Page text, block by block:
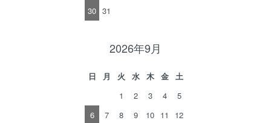
30 31
2026年9月
日 月 火 水 木 金
土
1
2 3 4
5
6
7 8 9 10 11
12